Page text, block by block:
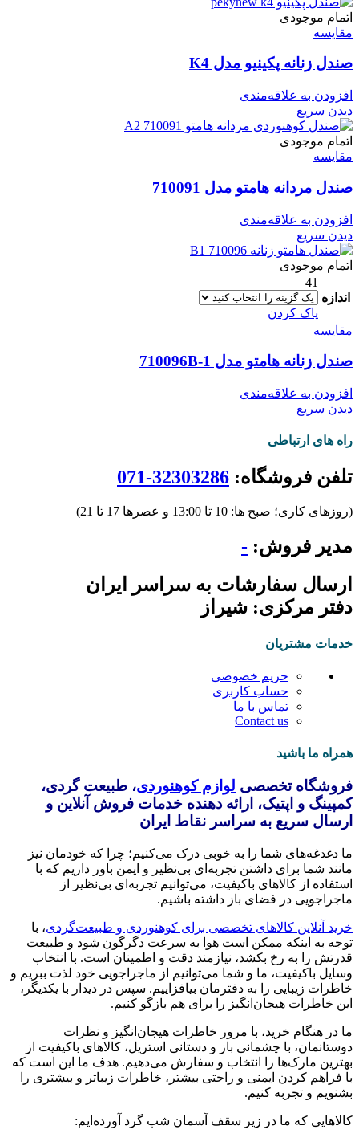
اتمام موجودی
مقایسه
صندل زنانه پکینیو مدل K4
افزودن به علاقه‌مندی
دیدن سریع
اتمام موجودی
مقایسه
صندل مردانه هامتو مدل 710091
افزودن به علاقه‌مندی
دیدن سریع
اتمام موجودی
اندازه
41
پاک کردن
مقایسه
صندل زنانه هامتو مدل 710096B-1
افزودن به علاقه‌مندی
دیدن سریع
راه های ارتباطی
تلفن فروشگاه: 32303286-071
(روزهای کاری؛ صبح ها: 10 تا 13:00 و عصرها 17 تا 21)
مدیر فروش: -
ارسال سفارشات به سراسر ایران
دفتر مرکزی: شیراز
خدمات مشتریان
حریم خصوصی
حساب کاربری
تماس با ما
Contact us
همراه ما باشید
فروشگاه تخصصی لوازم کوهنوردی، طبیعت گردی،
کمپینگ و اپتیک، ارائه دهنده خدمات فروش آنلاین و
ارسال سریع به سراسر نقاط ایران
ما دغدغه‌های شما را به خوبی درک می‌کنیم؛ چرا که خودمان نیز
مانند شما برای داشتن تجربه‌ای بی‌نظیر و ایمن باور داریم که با
استفاده از کالاهای باکیفیت، می‌توانیم تجربه‌ای بی‌نظیر از
ماجراجویی در فضای باز داشته باشیم.
خرید آنلاین کالاهای تخصصی برای کوهنوردی و طبیعت‌گردی، با
توجه به اینکه ممکن است هوا به سرعت دگرگون شود و طبیعت
قدرتش را به رخ بکشد، نیازمند دقت و اطمینان است. با انتخاب
وسایل باکیفیت، ما و شما می‌توانیم از ماجراجویی خود لذت ببریم و
خاطرات زیبایی را به دفترمان بیافزاییم. سپس در دیدار با یکدیگر،
این خاطرات هیجان‌انگیز را برای هم بازگو کنیم.
ما در هنگام خرید، با مرور خاطرات هیجان‌انگیز و نظرات
دوستانمان، با چشمانی باز و دستانی استریل، کالاهای باکیفیت از
بهترین مارک‌ها را انتخاب و سفارش می‌دهیم. هدف ما این است که
با فراهم کردن ایمنی و راحتی بیشتر، خاطرات زیباتر و بیشتری را
بشنویم و تجربه کنیم.
کالاهایی که ما در زیر سقف آسمان شب گرد آورده‌ایم: